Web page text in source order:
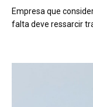
Empresa que
falta deve ressarcir